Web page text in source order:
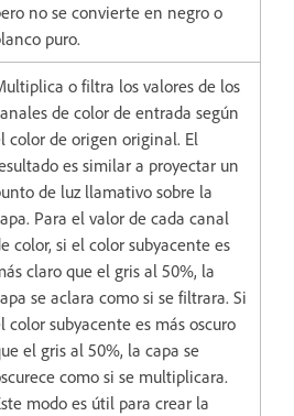
no se convierte en negro o
puro.
o filtra los valores de los
de color de entrada según
color de origen original. El
es similar a proyectar un
de luz llamativo sobre la
Para el valor de cada canal
color, si el color subyacente es
claro que el gris al 50%, la
se aclara como si se filtrara. Si
color subyacente es más oscuro
el gris al 50%, la capa se
como si se multiplicara.
modo es útil para crear la